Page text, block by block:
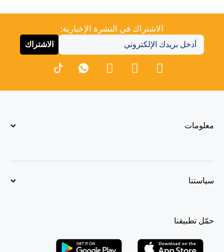
الاشتراك في النشرة الإخبارية:
الاشتراك
معلومات
سياستنا
حمّل تطبيقنا